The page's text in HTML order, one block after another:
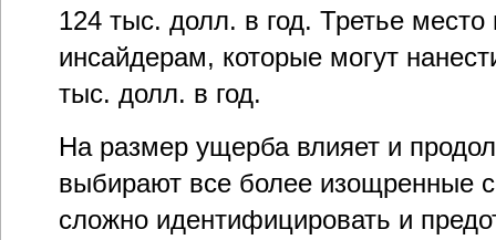
124 тыс. долл. в год. Третье
инсайдерам, которые могут
тыс. долл. в год.
На размер ущерба влияет и
выбирают все более изощренные
сложно идентифицировать и